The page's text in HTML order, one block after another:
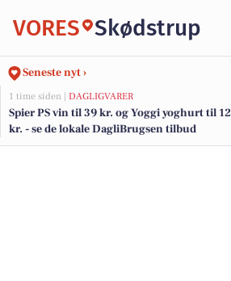
VORES Skødstrup
Seneste nyt ›
1 time siden | DAGLIGVARER
Spier PS vin til 39 kr. og Yoggi yoghurt til 12
kr. - se de lokale DagliBrugsen tilbud